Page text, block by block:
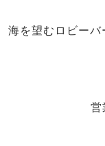
海を望むロビーバ
営